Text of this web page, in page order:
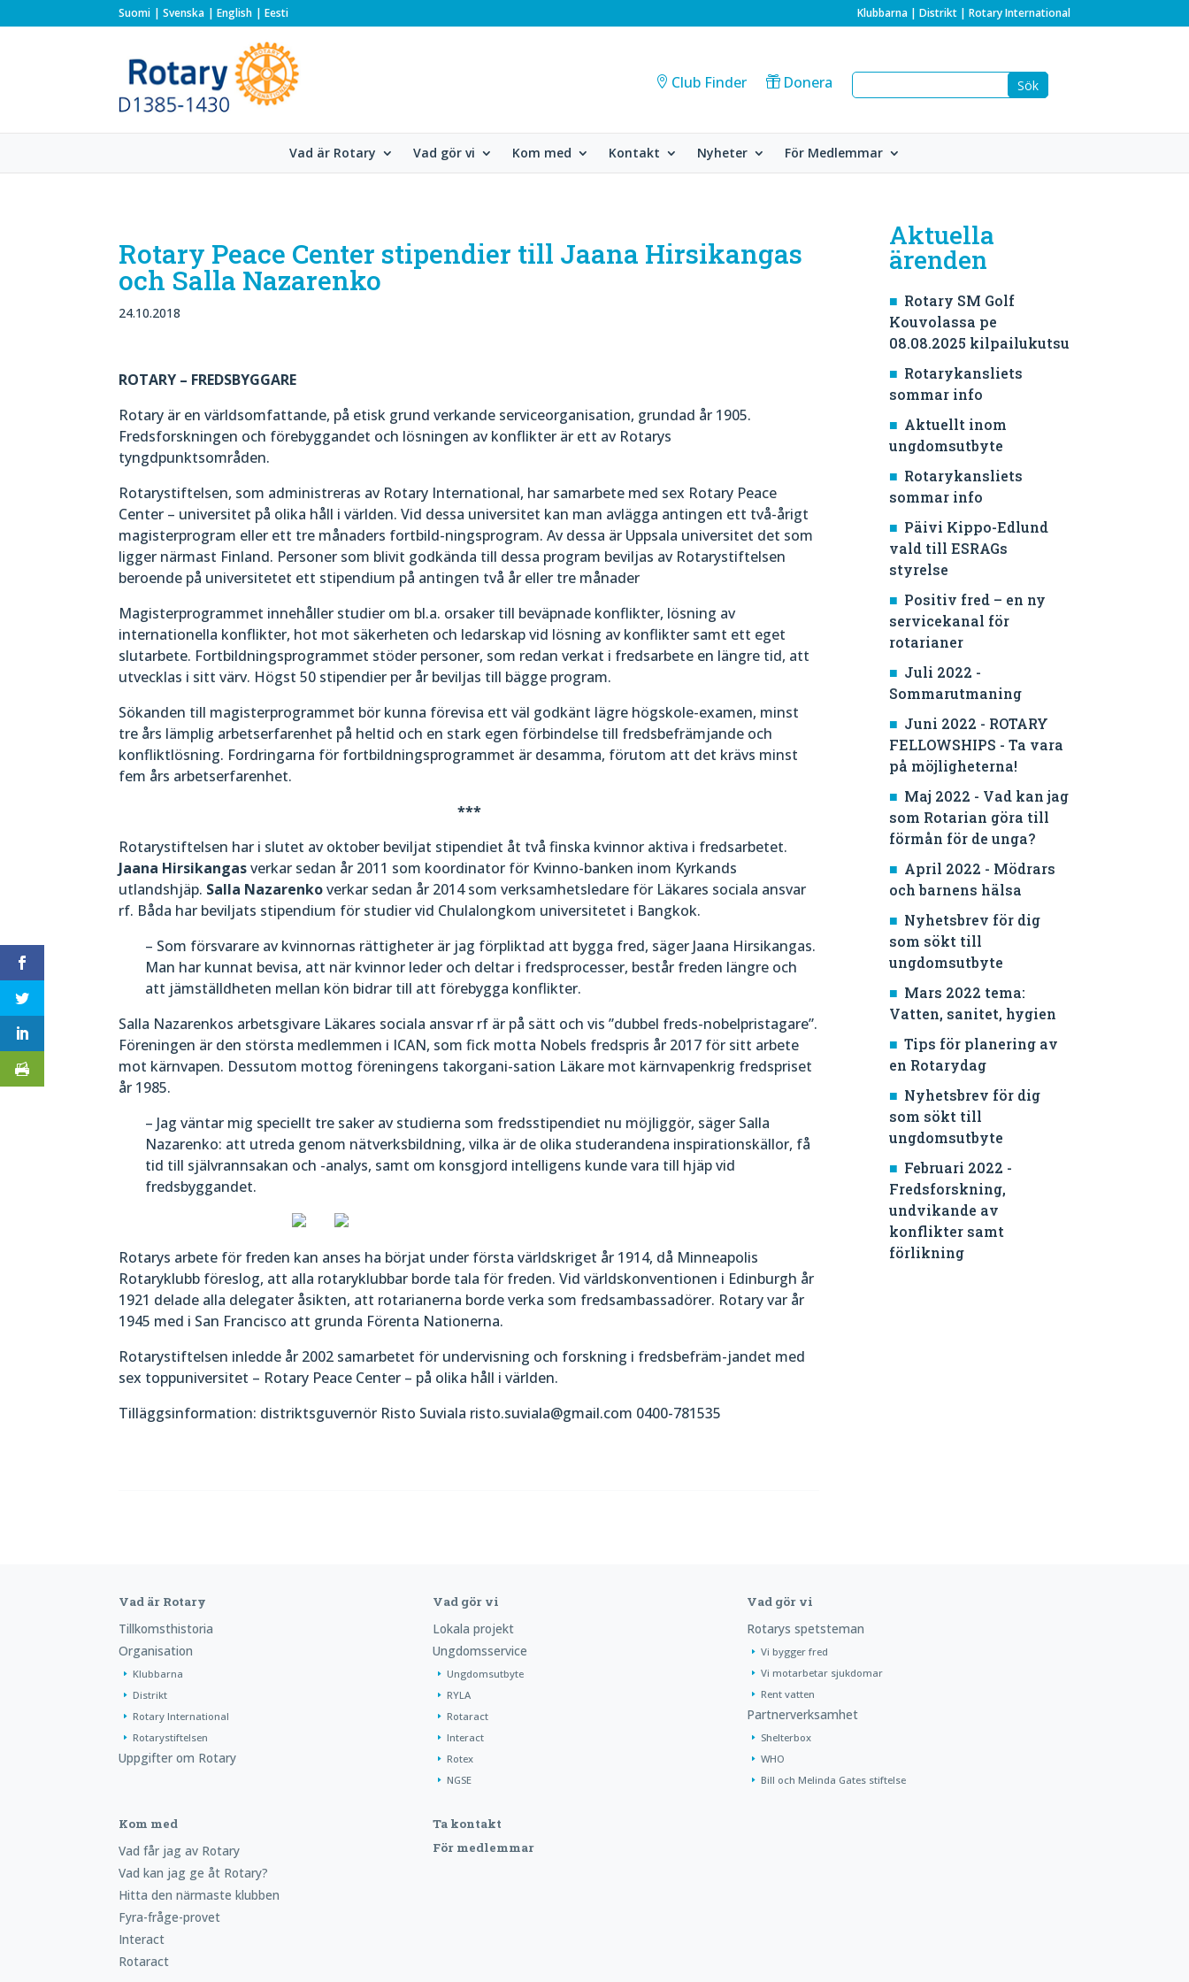
Suomi Svenska English Eesti Klubbarna| Distrikt| Rotary International
Club Finder Donera
Vad är Rotary Vad gör vi Kom med Kontakt Nyheter För Medlemmar
Rotary Peace Center stipendier till Jaana Hirsikangas
och Salla Nazarenko
24.10.2018
ROTARY – FREDSBYGGARE
Rotary är en världsomfattande, på etisk grund verkande serviceorganisation, grundad år 1905.
Fredsforskningen och förebyggandet och lösningen av konflikter är ett av Rotarys
tyngdpunktsområden.
Rotarystiftelsen, som administreras av Rotary International, har samarbete med sex Rotary Peace
Center – universitet på olika håll i världen. Vid dessa universitet kan man avlägga antingen ett två-årigt
magisterprogram eller ett tre månaders fortbild-ningsprogram. Av dessa är Uppsala universitet det som
ligger närmast Finland. Personer som blivit godkända till dessa program beviljas av Rotarystiftelsen
beroende på universitetet ett stipendium på antingen två år eller tre månader
Magisterprogrammet innehåller studier om bl.a. orsaker till beväpnade konflikter, lösning av
internationella konflikter, hot mot säkerheten och ledarskap vid lösning av konflikter samt ett eget
slutarbete. Fortbildningsprogrammet stöder personer, som redan verkat i fredsarbete en längre tid, att
utvecklas i sitt värv. Högst 50 stipendier per år beviljas till bägge program.
Sökanden till magisterprogrammet bör kunna förevisa ett väl godkänt lägre högskole-examen, minst
tre års lämplig arbetserfarenhet på heltid och en stark egen förbindelse till fredsbefrämjande och
konfliktlösning. Fordringarna för fortbildningsprogrammet är desamma, förutom att det krävs minst
fem års arbetserfarenhet.
***
Rotarystiftelsen har i slutet av oktober beviljat stipendiet åt två finska kvinnor aktiva i fredsarbetet.
Jaana Hirsikangasverkar sedan år 2011 som koordinator för Kvinno-banken inom Kyrkands
utlandshjäp. Salla Nazarenkoverkar sedan år 2014 som verksamhetsledare för Läkares sociala ansvar
rf. Båda har beviljats stipendium för studier vid Chulalongkom universitetet i Bangkok.
– Som försvarare av kvinnornas rättigheter är jag förpliktad att bygga fred, säger Jaana Hirsikangas.
Man har kunnat bevisa, att när kvinnor leder och deltar i fredsprocesser, består freden längre och
att jämställdheten mellan kön bidrar till att förebygga konflikter.
Salla Nazarenkos arbetsgivare Läkares sociala ansvar rf är på sätt och vis ”dubbel freds-nobelpristagare”.
Föreningen är den största medlemmen i ICAN, som fick motta Nobels fredspris år 2017 för sitt arbete
mot kärnvapen. Dessutom mottog föreningens takorgani-sation Läkare mot kärnvapenkrig fredspriset
år 1985.
– Jag väntar mig speciellt tre saker av studierna som fredsstipendiet nu möjliggör, säger Salla
Nazarenko: att utreda genom nätverksbildning, vilka är de olika studerandena inspirationskällor, få
tid till självrannsakan och -analys, samt om konsgjord intelligens kunde vara till hjäp vid
fredsbyggandet.
Rotarys arbete för freden kan anses ha börjat under första världskriget år 1914, då Minneapolis
Rotaryklubb föreslog, att alla rotaryklubbar borde tala för freden. Vid världskonventionen i Edinburgh år
1921 delade alla delegater åsikten, att rotarianerna borde verka som fredsambassadörer. Rotary var år
1945 med i San Francisco att grunda Förenta Nationerna.
Rotarystiftelsen inledde år 2002 samarbetet för undervisning och forskning i fredsbefräm-jandet med
sex toppuniversitet – Rotary Peace Center – på olika håll i världen.
Tilläggsinformation: distriktsguvernör Risto Suviala risto.suviala@gmail.com 0400-781535
Aktuella
ärenden
Rotary SM Golf
Kouvolassa pe
08.08.2025 kilpailukutsu
Rotarykansliets
sommar info
Aktuellt inom
ungdomsutbyte
Rotarykansliets
sommar info
Päivi Kippo-Edlund
vald till ESRAGs
styrelse
Positiv fred – en ny
servicekanal för
rotarianer
Juli 2022 -
Sommarutmaning
Juni 2022 - ROTARY
FELLOWSHIPS - Ta vara
på möjligheterna!
Maj 2022 - Vad kan jag
som Rotarian göra till
förmån för de unga?
April 2022 - Mödrars
och barnens hälsa
Nyhetsbrev för dig
som sökt till
ungdomsutbyte
Mars 2022 tema:
Vatten, sanitet, hygien
Tips för planering av
en Rotarydag
Nyhetsbrev för dig
som sökt till
ungdomsutbyte
Februari 2022 -
Fredsforskning,
undvikande av
konflikter samt
förlikning
Vad är Rotary
Tillkomsthistoria
Organisation
Klubbarna
Distrikt
Rotary International
Rotarystiftelsen
Uppgifter om Rotary
Vad gör vi
Lokala projekt
Ungdomsservice
Ungdomsutbyte
RYLA
Rotaract
Interact
Rotex
NGSE
Vad gör vi
Rotarys spetsteman
Vi bygger fred
Vi motarbetar sjukdomar
Rent vatten
Partnerverksamhet
Shelterbox
WHO
Bill och Melinda Gates stiftelse
Kom med
Vad får jag av Rotary
Vad kan jag ge åt Rotary?
Hitta den närmaste klubben
Fyra-fråge-provet
Interact
Rotaract
Ta kontakt
För medlemmar